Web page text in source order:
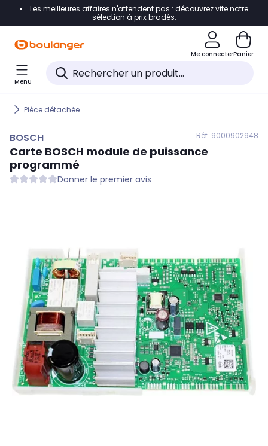
Accéder directement à la navigation
Accéder directement au pied de page
Accéder directement au chatbot
Les meilleures affaires n'attendent pas : découvrez vite notre
sélection à prix bradés.
Me connecterPanier
Menu
Pièce détachée
BOSCH Réf. 9000902948
Carte BOSCH module de puissance
programmé
Donner le premier avis